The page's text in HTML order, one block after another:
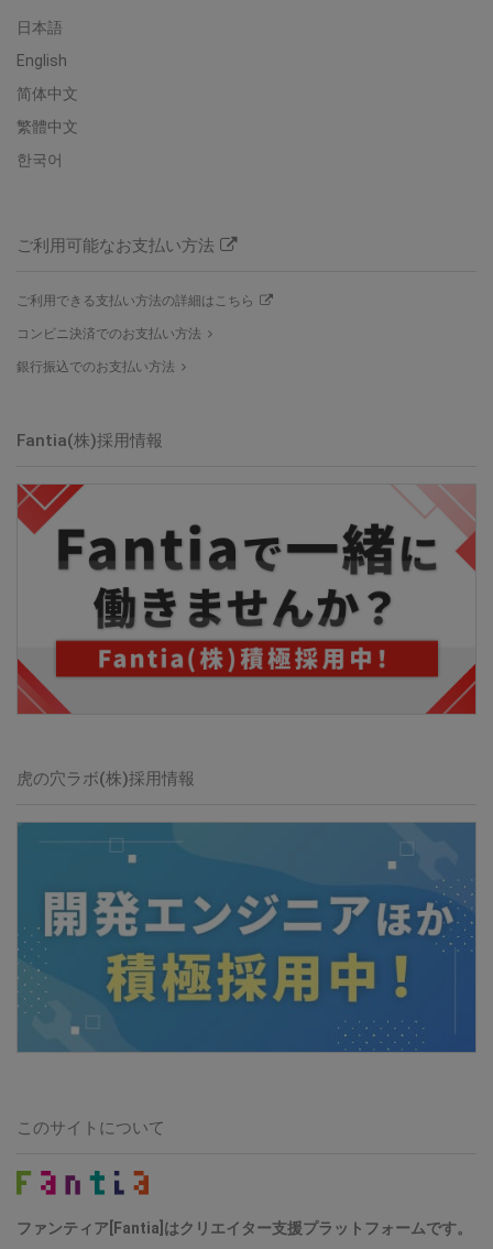
日本語
English
简体中文
繁體中文
한국어
ご利用可能なお支払い方法
ご利用できる支払い方法の詳細はこちら
コンビニ決済でのお支払い方法
銀行振込でのお支払い方法
Fantia(株)採用情報
虎の穴ラボ(株)採用情報
このサイトについて
ファンティア[Fantia]はクリエイター支援プラットフォームです。